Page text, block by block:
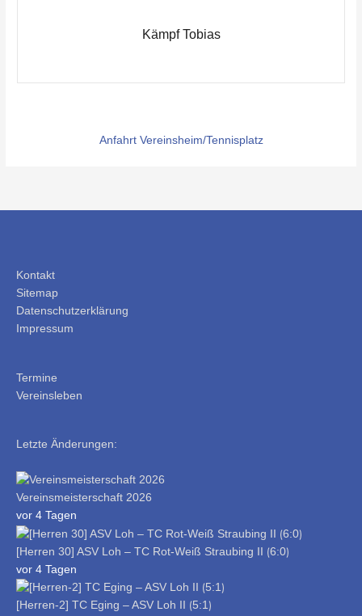
Kämpf Tobias
Anfahrt Vereinsheim/Tennisplatz
Kontakt
Sitemap
Datenschutzerklärung
Impressum
Termine
Vereinsleben
Letzte Änderungen:
Vereinsmeisterschaft 2026
vor 4 Tagen
[Herren 30] ASV Loh – TC Rot-Weiß Straubing II ⟮6:0⟯
vor 4 Tagen
[Herren-2] TC Eging – ASV Loh II ⟮5:1⟯